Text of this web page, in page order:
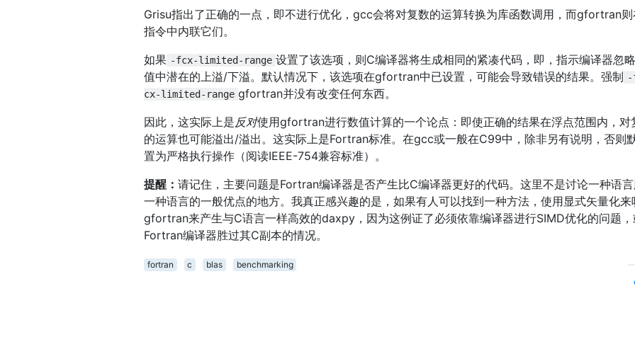
Grisu指出了正确的一点，即不进行优化，gcc会将对复数的运算转换为库函数调用，而gfortran
指令中内联它们。
如果 -fcx-limited-range 设置了该选项，则C编译器将生成相同的紧凑代码，即，指示编译器忽
值中潜在的上溢/下溢。默认情况下，该选项在gfortran中已设置，可能会导致错误的结果。强制 -
cx-limited-range gfortran并没有改变任何东西。
因此，这实际上是反对使用gfortran进行数值计算的一个论点：即使正确的结果在浮点范围内，对
的运算也可能溢出/溢出。这实际上是Fortran标准。在gcc或一般在C99中，除非另有说明，否则
置为严格执行操作（阅读IEEE-754兼容标准）。
提醒： 请记住，主要问题是Fortran编译器是否产生比C编译器更好的代码。这里不是讨论一种语
一种语言的一般优点的地方。我真正感兴趣的是，如果有人可以找到一种方法，使用显式矢量化来
gfortran来产生与C语言一样高效的daxpy，因为这例证了必须依靠编译器进行SIMD优化的问题
Fortran编译器胜过其C副本的情况。
fortran c blas benchmarking